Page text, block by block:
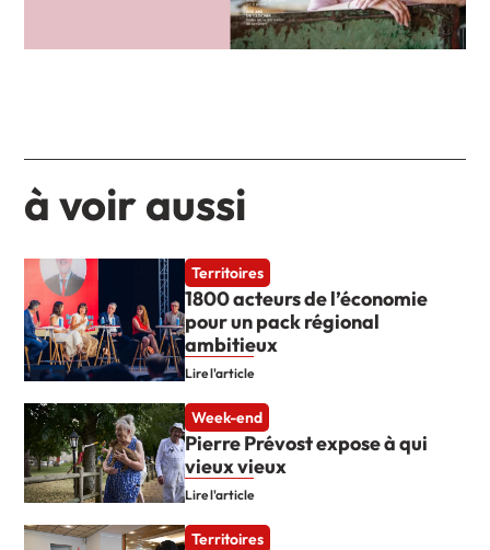
à voir aussi
Territoires
1800 acteurs de l’économie
pour un pack régional
ambitieux
Lire l'article
Week-end
Pierre Prévost expose à qui
vieux vieux
Lire l'article
Territoires